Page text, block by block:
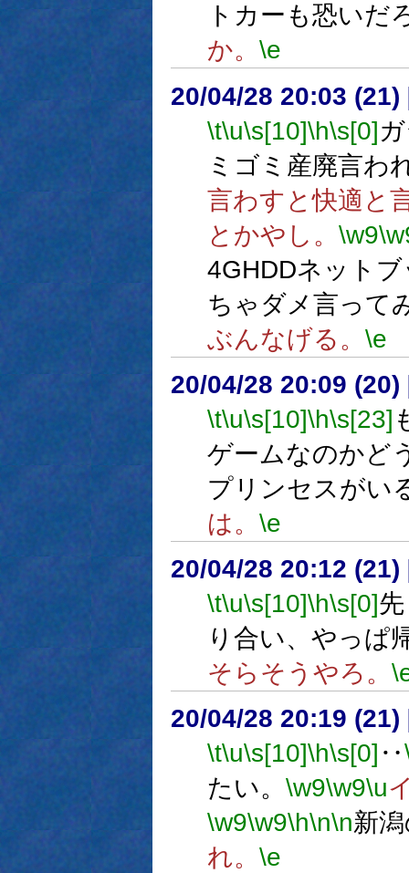
トカーも恐いだ
か。 \e
20/04/28 20:03 (21)
\t\u\s[10]\h\s[0]
ミゴミ産廃言わ
言わすと快適と
とかやし。 \w9
4GHDDネット
ちゃダメ言って
ぶんなげる。 \e
20/04/28 20:09 (20)
\t\u\s[10]\h\s[23]
ゲームなのかど
プリンセスがい
は。 \e
20/04/28 20:12 (21)
\t\u\s[10]\h\s[0]
り合い、やっぱ
そらそうやろ。
20/04/28 20:19 (21)
\t\u\s[10]\h\s[0] ‥
たい。 \w9\w9\u
\w9\w9\h\n\n新
れ。 \e